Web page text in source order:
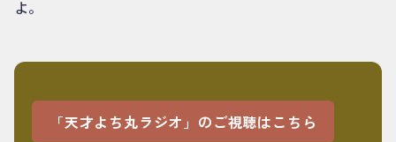
よ。
「天才よち丸ラジオ」のご視聴はこちら